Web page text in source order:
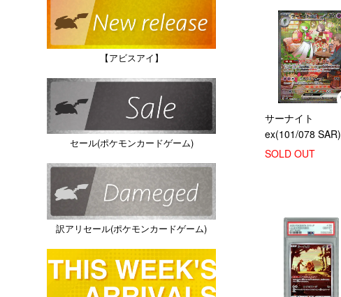
サーナイト
ex(101/078 SAR)
SOLD OUT
【アビスアイ】
セール(ポケモンカードゲーム)
訳アリセール(ポケモンカードゲーム)